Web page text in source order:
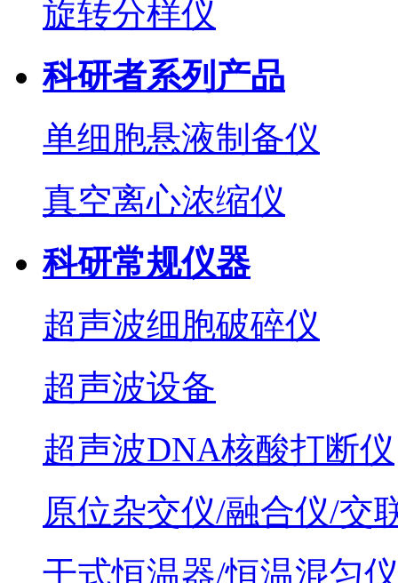
旋转分样仪
科研者系列产品
单细胞悬液制备仪
真空离心浓缩仪
科研常规仪器
超声波细胞破碎仪
超声波设备
超声波DNA核酸打断仪
原位杂交仪/融合仪/交
干式恒温器/恒温混匀仪